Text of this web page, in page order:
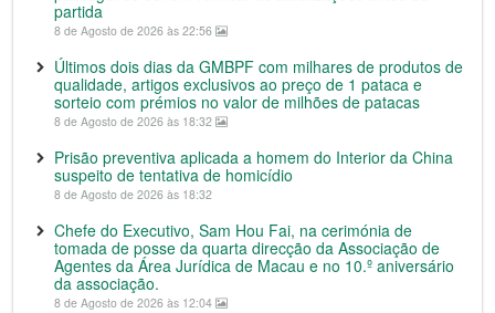
partida
8 de Agosto de 2026 às 22:56
Últimos dois dias da GMBPF com milhares de produtos de
qualidade, artigos exclusivos ao preço de 1 pataca e
sorteio com prémios no valor de milhões de patacas
8 de Agosto de 2026 às 18:32
Prisão preventiva aplicada a homem do Interior da China
suspeito de tentativa de homicídio
8 de Agosto de 2026 às 18:32
Chefe do Executivo, Sam Hou Fai, na cerimónia de
tomada de posse da quarta direcção da Associação de
Agentes da Área Jurídica de Macau e no 10.º aniversário
da associação.
8 de Agosto de 2026 às 12:04